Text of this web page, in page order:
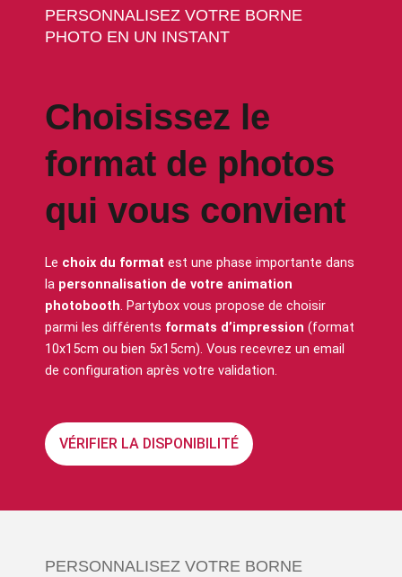
PERSONNALISEZ VOTRE BORNE
PHOTO EN UN INSTANT
Choisissez le
format de photos
qui vous convient
Le choix du format est une phase importante dans
la personnalisation de votre animation
photobooth. Partybox vous propose de choisir
parmi les différents formats d’impression (format
10x15cm ou bien 5x15cm). Vous recevrez un email
de configuration après votre validation.
VÉRIFIER LA DISPONIBILITÉ
PERSONNALISEZ VOTRE BORNE